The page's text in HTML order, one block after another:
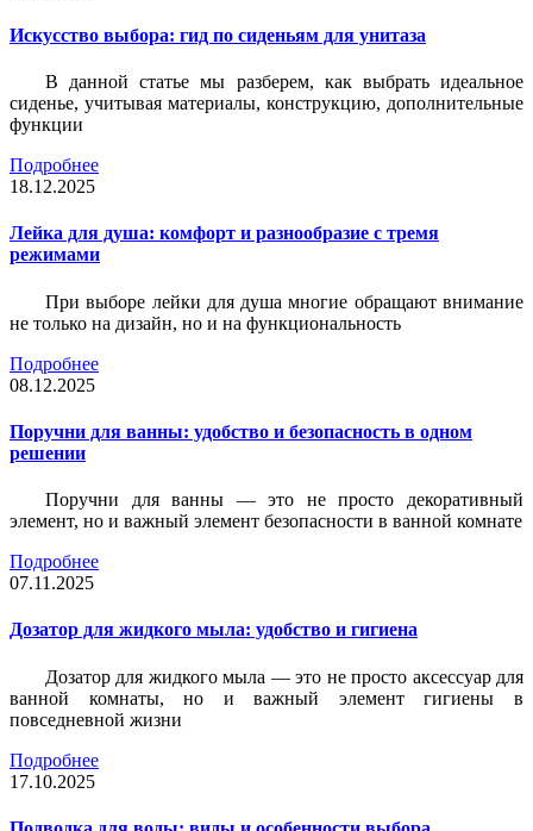
Искусство выбора: гид по сиденьям для унитаза
В данной статье мы разберем, как выбрать идеальное
сиденье, учитывая материалы, конструкцию, дополнительные
функции
Подробнее
18.12.2025
Лейка для душа: комфорт и разнообразие с тремя
режимами
При выборе лейки для душа многие обращают внимание
не только на дизайн, но и на функциональность
Подробнее
08.12.2025
Поручни для ванны: удобство и безопасность в одном
решении
Поручни для ванны — это не просто декоративный
элемент, но и важный элемент безопасности в ванной комнате
Подробнее
07.11.2025
Дозатор для жидкого мыла: удобство и гигиена
Дозатор для жидкого мыла — это не просто аксессуар для
ванной комнаты, но и важный элемент гигиены в
повседневной жизни
Подробнее
17.10.2025